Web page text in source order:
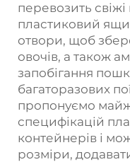
перевозить
пластиковий
отвори, щоб
овочів, а також
запобігання
багаторазових
пропонуємо
специфікацій
контейнерів і
розміри,